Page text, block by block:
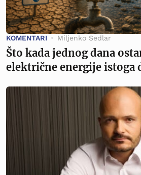
KOMENTARI Miljenko Sedlar
Što kada jednog dana
električne energije istoga